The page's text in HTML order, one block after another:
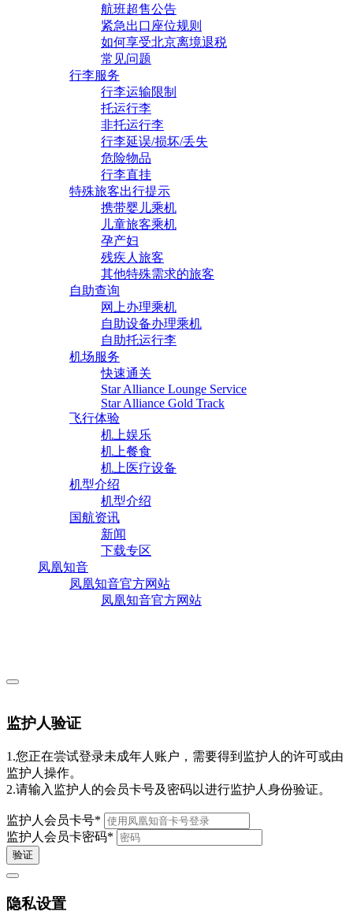
航班超售公告
紧急出口座位规则
如何享受北京离境退税
常见问题
行李服务
行李运输限制
托运行李
非托运行李
行李延误/损坏/丢失
危险物品
行李直挂
特殊旅客出行提示
携带婴儿乘机
儿童旅客乘机
孕产妇
残疾人旅客
其他特殊需求的旅客
自助查询
网上办理乘机
自助设备办理乘机
自助托运行李
机场服务
快速通关
Star Alliance Lounge Service
Star Alliance Gold Track
飞行体验
机上娱乐
机上餐食
机上医疗设备
机型介绍
机型介绍
国航资讯
新闻
下载专区
凤凰知音
凤凰知音官方网站
凤凰知音官方网站
监护人验证
1.您正在尝试登录未成年人账户，需要得到监护人的许可或由
监护人操作。
2.请输入监护人的会员卡号及密码以进行监护人身份验证。
监护人会员卡号*
监护人会员卡密码*
验证
隐私设置